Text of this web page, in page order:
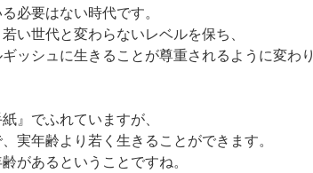
必要はない時代です。
い世代と変わらないレベルを保ち、
ッシュに生きることが尊重されるように変わり
』でふれていますが、
実年齢より若く生きることができます。
があるということですね。